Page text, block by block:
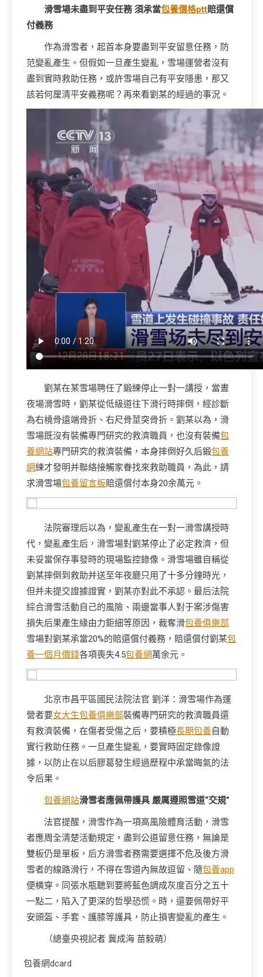
滑雪場未盡到平安任務 須承當包養價格ptt賠還償
付義務
作為滑雪者，起首本身要盡到平安留意任務，防
范變亂產生。但假如一旦產生變亂，雪場運營者沒有
盡到實時救助任務，或許雪場自己有平安隱患，那又
該若何厘清平安義務呢？再來看劉某的經過的事況。
劉某在某雪場聘任了鍛練停止一對一講授，當晝
夜場滑雪時，劉某從低級道往下滑行時摔倒，經診斷
為右橈骨遠端骨折、右尺骨莖突骨折。劉某以為，滑
雪場既沒有裝備專門研究的救濟職員，也沒有裝備包
養網站專門研究的救濟裝備，本身摔倒好久后鍛包養
網練才發明并聯絡接觸家眷找來救助職員，為此，請
求滑雪場包養留言板賠還償付本身20余萬元。
法院審理后以為，變亂產生在一對一滑雪講授時
代，變亂產生后，滑雪場對劉某停止了必定救濟，但
未妥當保存事發時的現場監控錄像。滑雪場雖自稱從
劉某摔倒到救助并送至年夜廳只用了十多分鐘時光，
但并未提交證據證實，劉某亦對此不承認。最后法院
綜合滑雪活動自己的風險、兩邊當事人對于案涉傷害
損失后果產生緣由力鉅細等原因，裁奪滑包養俱樂部
雪場對劉某承當20%的賠還償付義務，賠還償付劉某包
養一個月價錢各項喪失4.5包養網萬余元。
北京市昌平區國民法院法官 劉洋：滑雪場作為運
營者要女大生包養俱樂部裝備專門研究的救濟職員還
有救濟裝備，在傷者受傷之后，要積極長期包養自動
實行救助任務。一旦產生變亂，要實時固定錄像證
據，以防止在以后膠葛發生經過歷程中承當晦氣的法
令后果。
包養網站滑雪者應佩帶護具 嚴厲遵照雪道“交規”
法官提醒，滑雪作為一項高風險體育活動，滑雪
者應周全清楚活動規定，盡到公道留意任務，無論是
雙板仍是單板，后方滑雪者務需要選擇不危及後方滑
雪者的線路滑行，不得在雪道內無故逗留、隨包養app
便橫穿。同張水瓶聽到要將藍色調成灰度百分之五十
一點二，陷入了更深的哲學恐慌。時，還要佩帶好平
安頭盔、手套、護膝等護具，防止損害變亂的產生。
（總臺央視記者 冀成海 苗毅萌）
包養網dcard